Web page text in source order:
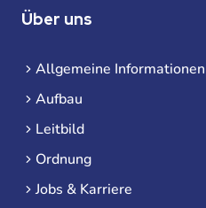
Über uns
Allgemeine Informationen
Aufbau
Leitbild
Ordnung
Jobs & Karriere